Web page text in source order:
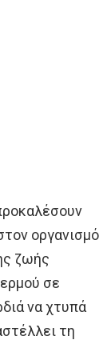
οργανισμό
ζωής
σε
να χτυπά
τη